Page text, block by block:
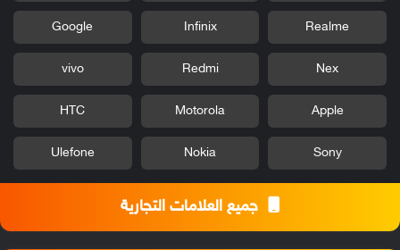
Realme
Infinix
Google
Nex
Redmi
vivo
Apple
Motorola
HTC
Sony
Nokia
Ulefone
جميع العلامات التجارية